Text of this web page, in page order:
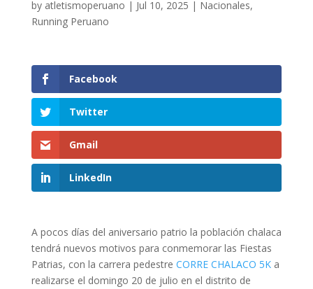
by atletismoperuano | Jul 10, 2025 | Nacionales,
Running Peruano
Facebook
Twitter
Gmail
LinkedIn
A pocos días del aniversario patrio la población chalaca
tendrá nuevos motivos para conmemorar las Fiestas
Patrias, con la carrera pedestre CORRE CHALACO 5K a
realizarse el domingo 20 de julio en el distrito de